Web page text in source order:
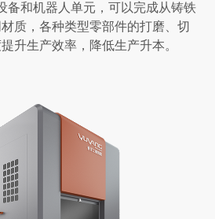
备和机器人单元，可以完成从铸铁
质，各种类型零部件的打磨、切
升生产效率，降低生产升本。